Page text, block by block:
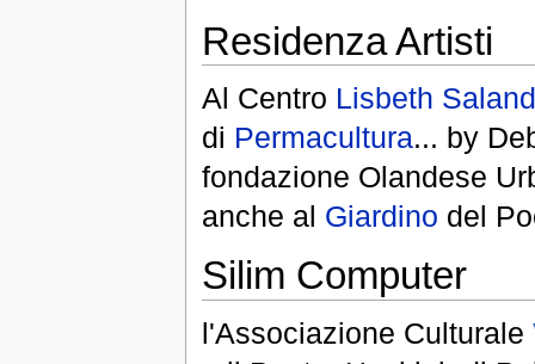
Residenza Artisti
Al Centro Lisbeth
di Permacultura... by
fondazione Olandese
anche al Giardino del
Silim Computer
l'Associazione Culturale